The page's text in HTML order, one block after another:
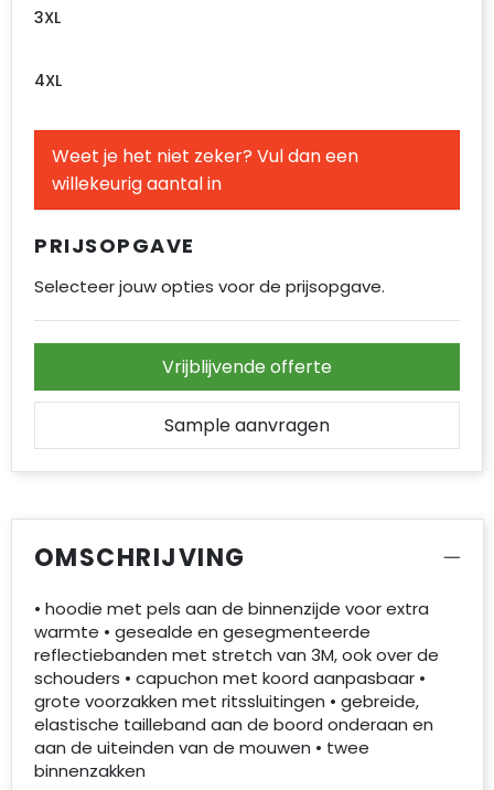
3XL
4XL
Weet je het niet zeker? Vul dan een
willekeurig aantal in
PRIJSOPGAVE
Selecteer jouw opties voor de prijsopgave.
Vrijblijvende offerte
Sample aanvragen
OMSCHRIJVING
• hoodie met pels aan de binnenzijde voor extra
warmte • gesealde en gesegmenteerde
reflectiebanden met stretch van 3M, ook over de
schouders • capuchon met koord aanpasbaar •
grote voorzakken met ritssluitingen • gebreide,
elastische tailleband aan de boord onderaan en
aan de uiteinden van de mouwen • twee
binnenzakken